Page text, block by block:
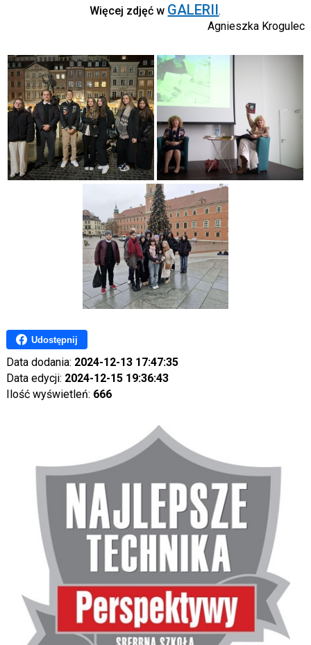
Więcej zdjęć w GALERII.
Agnieszka Krogulec
Udostępnij
Data dodania: 2024-12-13 17:47:35
Data edycji: 2024-12-15 19:36:43
Ilość wyświetleń: 666